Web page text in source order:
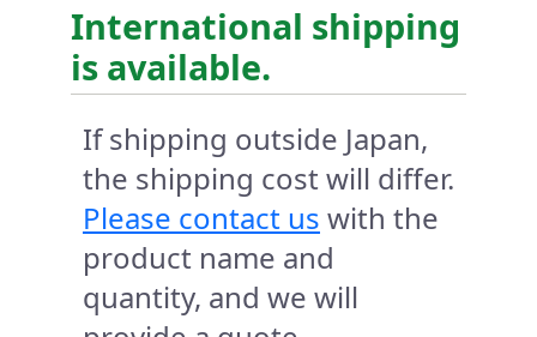
International shipping
is available.
If shipping outside Japan,
the shipping cost will differ.
Please contact us with the
product name and
quantity, and we will